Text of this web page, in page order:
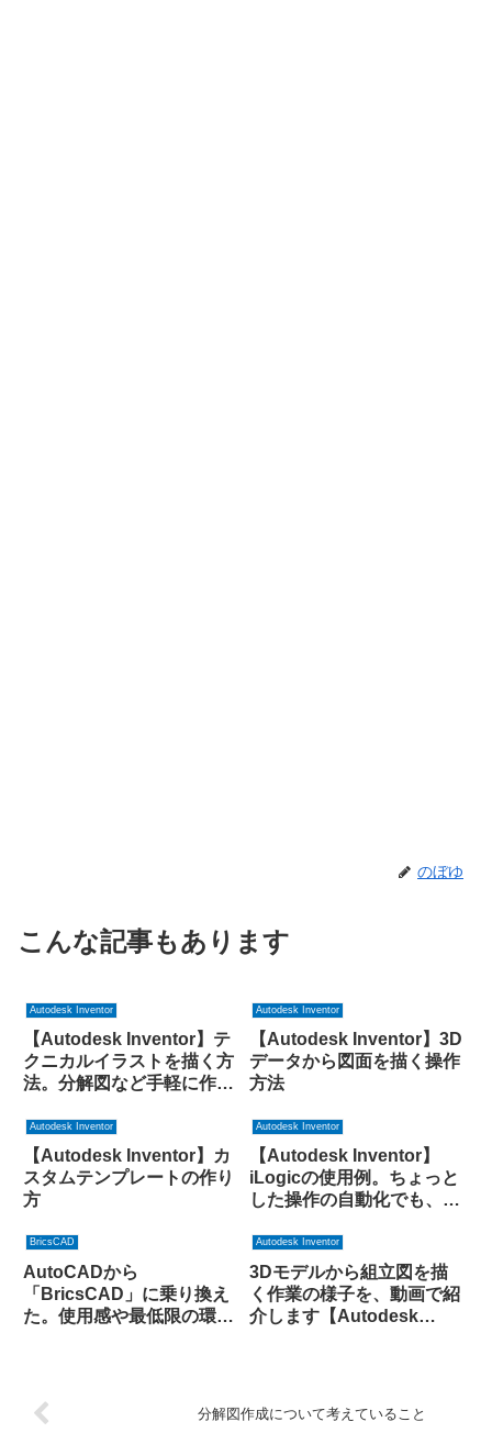
のぼゆ
こんな記事もあります
Autodesk Inventor
【Autodesk Inventor】テ
クニカルイラストを描く方
法。分解図など手軽に作れ
Autodesk Inventor
【Autodesk Inventor】3D
データから図面を描く操作
方法
Autodesk Inventor
【Autodesk Inventor】カ
スタムテンプレートの作り
方
Autodesk Inventor
【Autodesk Inventor】
iLogicの使用例。ちょっと
した操作の自動化でも、使
BricsCAD
AutoCADから
「BricsCAD」に乗り換え
た。使用感や最低限の環境
Autodesk Inventor
3Dモデルから組立図を描
く作業の様子を、動画で紹
介します【Autodesk
分解図作成について考えていること